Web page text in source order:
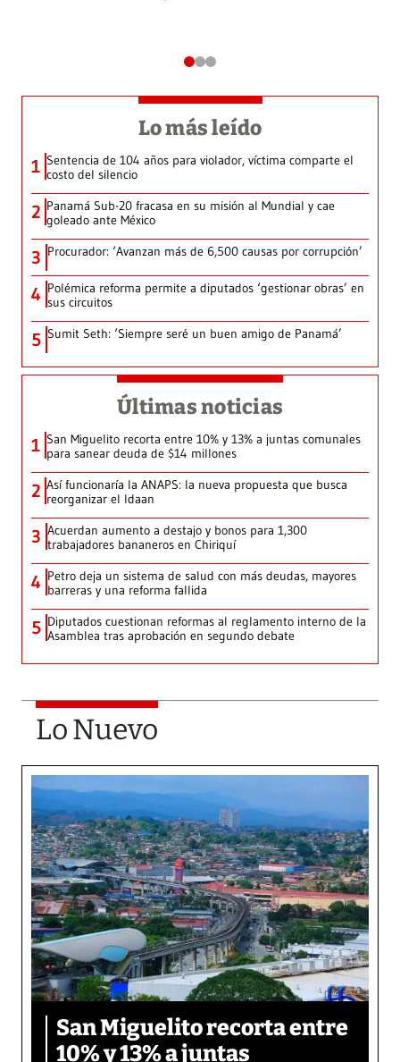
Lo más leído
1 Sentencia de 104 años para violador, víctima comparte el
costo del silencio
2 Panamá Sub-20 fracasa en su misión al Mundial y cae
goleado ante México
3 Procurador: ‘Avanzan más de 6,500 causas por corrupción’
4 Polémica reforma permite a diputados ‘gestionar obras’ en
sus circuitos
5 Sumit Seth: ‘Siempre seré un buen amigo de Panamá’
Últimas noticias
1 San Miguelito recorta entre 10% y 13% a juntas comunales
para sanear deuda de $14 millones
2 Así funcionaría la ANAPS: la nueva propuesta que busca
reorganizar el Idaan
3 Acuerdan aumento a destajo y bonos para 1,300
trabajadores bananeros en Chiriquí
4 Petro deja un sistema de salud con más deudas, mayores
barreras y una reforma fallida
5 Diputados cuestionan reformas al reglamento interno de la
Asamblea tras aprobación en segundo debate
Lo Nuevo
San Miguelito recorta entre
10% y 13% a juntas